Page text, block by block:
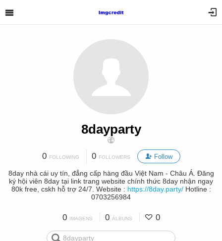
8dayparty
0 FOLLOWING 0 FOLLOWERS Follow
8day nhà cái uy tín, đẳng cấp hàng đầu Việt Nam - Châu Á. Đăng
ký hội viên 8day tại link trang website chính thức 8day nhận ngay
80k free, cskh hỗ trợ 24/7. Website : https://8day.party/Hotline :
0703256984
0 IMAGENS 0 ÁLBUNS 0